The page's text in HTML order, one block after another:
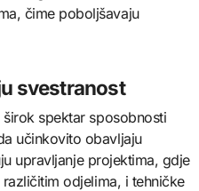
čime poboljšavaju
svestranost
spektar sposobnosti
učinkovito obavljaju
upravljanje projektima, gdje
odjelima, i tehničke